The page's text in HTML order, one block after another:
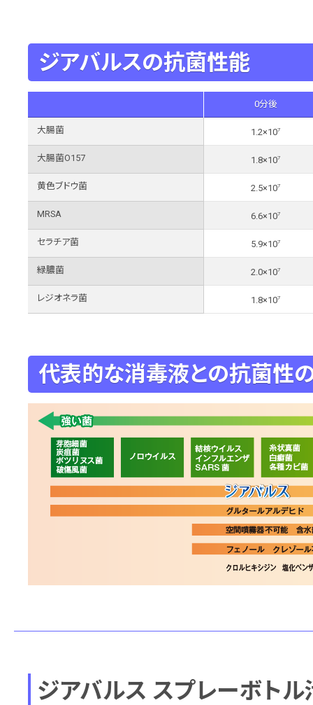
ジアバルスの抗菌性能
0分後
大腸菌 1.2×107
大腸菌O157 1.8×107
黄色ブドウ菌 2.5×107
MRSA 6.6×107
セラチア菌 5.9×107
緑膿菌 2.0×107
レジオネラ菌 1.8×107
代表的な消毒液との抗菌性
ジアバルス スプレーボト